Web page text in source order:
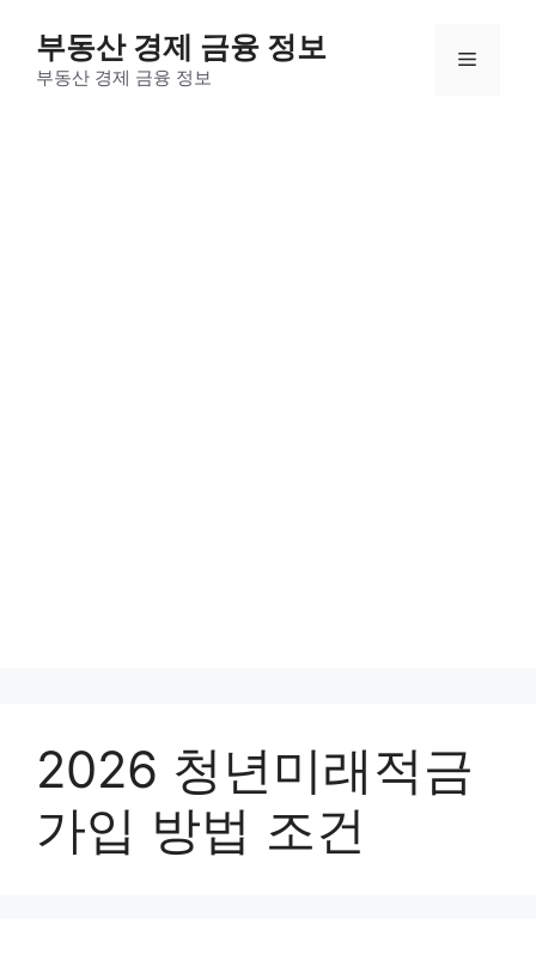
부동산 경제 금융 정보
부동산 경제 금융 정보
메
2026 청년미래적금
가입 방법 조건